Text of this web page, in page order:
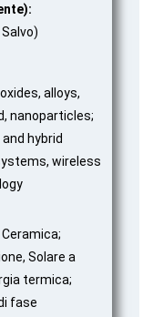
alloys,
nanoparticles;
hybrid
wireless
Solare a
termica;
fase